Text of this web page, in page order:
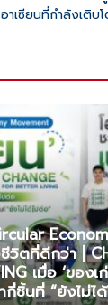
อาเซียนที่กำลังเติบ
วิตที่ดีกว่า |
เมื่อ ‘ของ
กี่ชิ้นที่ “ยังไม่